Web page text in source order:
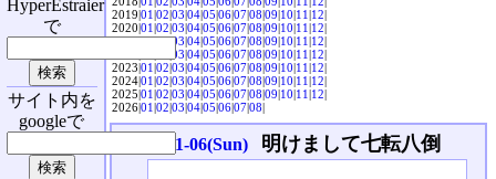
2019|01|02|03|04|05|06|07|08|09|10|11|12|
2020|01|02|03|04|05|06|07|08|09|10|11|12|
2021|01|02|03|04|05|06|07|08|09|10|11|12|
03|04|05|06|07|08|09|10|11|12|
2023|01|02|03|04|05|06|07|08|09|10|11|12|
2024|01|02|03|04|05|06|07|08|09|10|11|12|
2025|01|02|03|04|05|06|07|08|09|10|11|12|
2026|01|02|03|04|05|06|07|08|
2008-01-06(Sun) 明けまして七転八倒
HyperEstraier
で
サイト内を
googleで